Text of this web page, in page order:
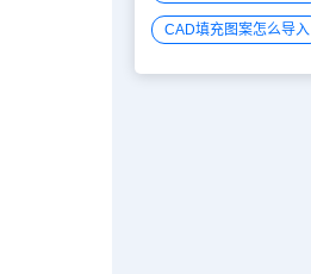
CAD填充图案怎么导入